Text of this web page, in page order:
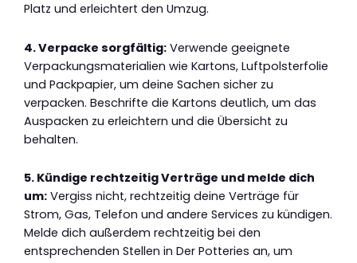
Platz und erleichtert den Umzug.
4. Verpacke sorgfältig: Verwende geeignete
Verpackungsmaterialien wie Kartons, Luftpolsterfolie
und Packpapier, um deine Sachen sicher zu
verpacken. Beschrifte die Kartons deutlich, um das
Auspacken zu erleichtern und die Übersicht zu
behalten.
5. Kündige rechtzeitig Verträge und melde dich
um: Vergiss nicht, rechtzeitig deine Verträge für
Strom, Gas, Telefon und andere Services zu kündigen.
Melde dich außerdem rechtzeitig bei den
entsprechenden Stellen in Der Potteries an, um